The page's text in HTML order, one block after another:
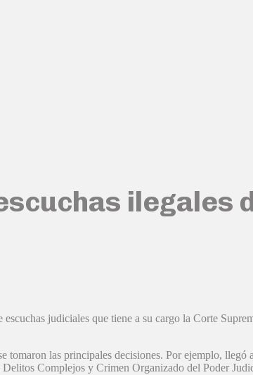
ilegales
judiciales que tiene a su cargo la Corte
las principales decisiones. Por ejemplo, llegó
Complejos y Crimen Organizado del Poder